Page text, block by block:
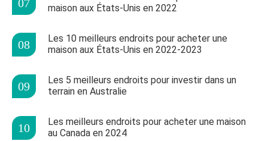
maison aux États-Unis en 2022
Les 10 meilleurs endroits pour acheter une
maison aux États-Unis en 2022-2023
Les 5 meilleurs endroits pour investir dans un
terrain en Australie
Les meilleurs endroits pour acheter une maison
au Canada en 2024